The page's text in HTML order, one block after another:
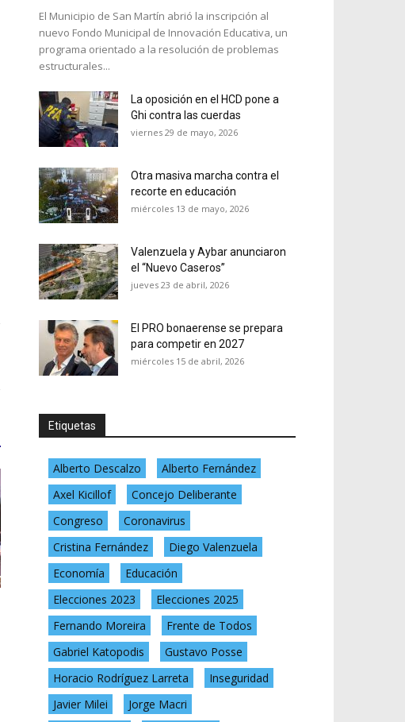
El Municipio de San Martín abrió la inscripción al
nuevo Fondo Municipal de Innovación Educativa, un
programa orientado a la resolución de problemas
estructurales...
La oposición en el HCD pone a
Ghi contra las cuerdas
viernes 29 de mayo, 2026
Otra masiva marcha contra el
recorte en educación
miércoles 13 de mayo, 2026
Valenzuela y Aybar anunciaron
el “Nuevo Caseros”
jueves 23 de abril, 2026
El PRO bonaerense se prepara
para competir en 2027
miércoles 15 de abril, 2026
Etiquetas
Alberto Descalzo
Alberto Fernández
Axel Kicillof
Concejo Deliberante
Congreso
Coronavirus
Cristina Fernández
Diego Valenzuela
Economía
Educación
Elecciones 2023
Elecciones 2025
Fernando Moreira
Frente de Todos
Gabriel Katopodis
Gustavo Posse
Horacio Rodríguez Larreta
Inseguridad
Javier Milei
Jorge Macri